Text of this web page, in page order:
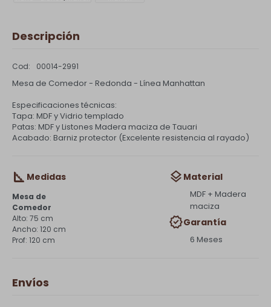
Descripción
00014-2991
Mesa de Comedor - Redonda - Línea Manhattan
Especificaciones técnicas:
Tapa: MDF y Vidrio templado
Patas: MDF y Listones Madera maciza de Tauari
Acabado: Barniz protector (Excelente resistencia al rayado)
Medidas
Mesa de
Comedor
75 cm
120 cm
120 cm
Material
MDF + Madera
maciza
Garantía
6 Meses
Envíos